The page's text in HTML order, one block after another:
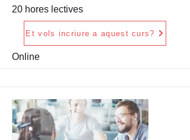
20 hores lectives
Et vols incriure a aquest curs?
Online